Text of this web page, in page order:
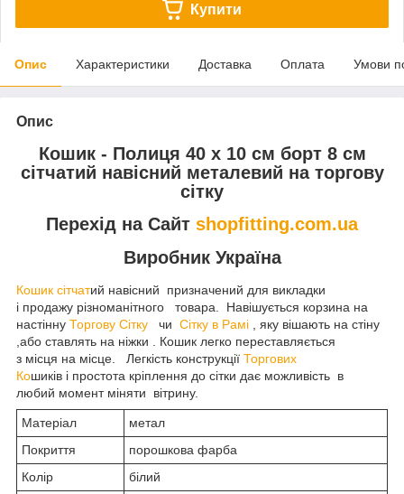
Купити
Опис Характеристики Доставка Оплата Умови
Опис
Кошик - Полиця 40 х 10 см борт 8 см
сітчатий навісний металевий на торгову
сітку
Перехід на Сайт shopfitting.com.ua
Виробник Україна
Кошик сітчатий навісний призначений для викладки
і продажу різноманітного товара. Навішується корзина на
настінну Торгову Сітку чи Сітку в Рамі
, яку вішають на стіну
,або ставлять на ніжки . Кошик легко переставляється
з місця на місце. Легкість конструкції Торгових
Кошиків і простота кріплення до сітки дає можливість в
любий момент міняти вітрину.
Матеріал
метал
Покриття
порошкова фарба
Колір
білий